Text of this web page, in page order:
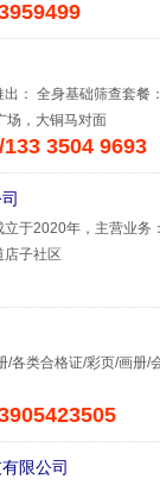
： 全身基础筛查套
场，大铜马对面
3504 9693
于2020年，主营业
店子社区
/各类合格证/彩页/画册
限公司